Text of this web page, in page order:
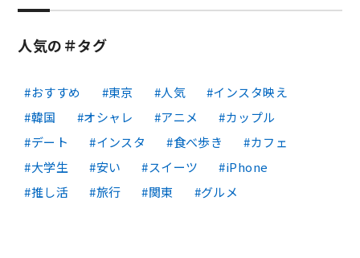
人気の＃タグ
おすすめ 東京 人気
インスタ映え
韓国
オシャレ アニメ
カップル
デート
インスタ 食べ歩き
カフェ
大学生
安い スイーツ
iPhone
推し活
旅行 関東 グルメ